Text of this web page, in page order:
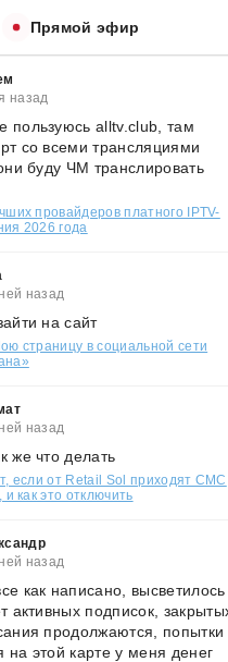
Прямой эфир
назад
пользуюсь alltv.club, там
со всеми трансляциями
буду ЧМ транслировать
провайдеров платного IPTV-
2026 года
назад
на сайт
страницу в социальной сети
назад
же что делать
если от Retail Sol приходят СМС
и как это отключить
назад
как написано, высветилось
активных подписок,
продолжаются, попытки
на этой карте у меня денег